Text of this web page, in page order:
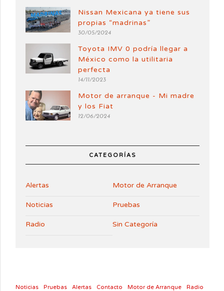
Nissan Mexicana ya tiene sus
propias “madrinas”
30/05/2024
Toyota IMV 0 podría llegar a
México como la utilitaria
perfecta
14/11/2023
Motor de arranque - Mi madre
y los Fiat
12/06/2024
CATEGORÍAS
Alertas Motor de Arranque
Noticias Pruebas
Radio Sin Categoría
Noticias Pruebas Alertas Contacto Motor de Arranque Radio